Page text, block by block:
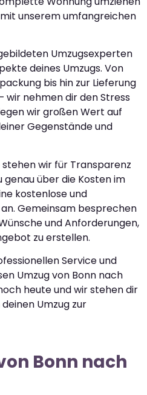
unserem umfangreichen
Umzugsexperten
deines Umzugs. Von
bis hin zur Lieferung
wir nehmen dir den Stress
wir großen Wert auf
Gegenstände und
stehen wir für Transparenz
genau über die Kosten im
kostenlose und
Gemeinsam besprechen
und Anforderungen,
zu erstellen.
Service und
Umzug von Bonn nach
heute und wir stehen dir
Umzug zur
Bonn nach